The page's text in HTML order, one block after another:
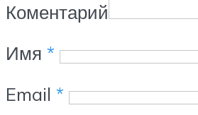
Коментарий
Имя *
Email *